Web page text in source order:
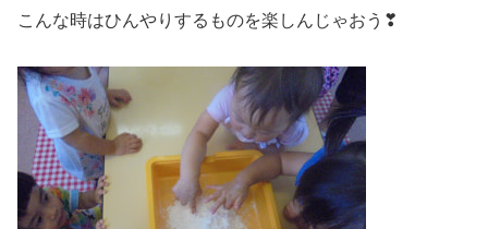
こんな時はひんやりするものを楽しんじゃおう❣